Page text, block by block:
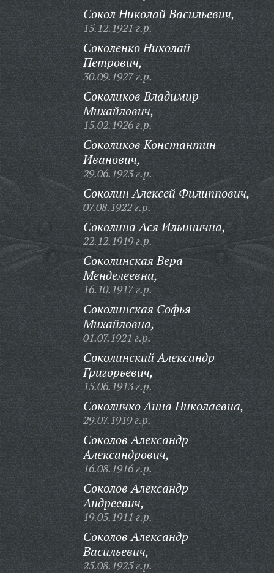
Сокол Николай Васильевич,
15.12.1921 г.р.
Соколенко Николай
Петрович,
30.09.1927 г.р.
Соколиков Владимир
Михайлович,
15.02.1926 г.р.
Соколиков Константин
Иванович,
29.06.1923 г.р.
Соколин Алексей Филиппович,
07.08.1922 г.р.
Соколина Ася Ильинична,
22.12.1919 г.р.
Соколинская Вера
Менделеевна,
16.10.1917 г.р.
Соколинская Софья
Михайловна,
01.07.1921 г.р.
Соколинский Александр
Григорьевич,
15.06.1913 г.р.
Соколичко Анна Николаевна,
29.07.1919 г.р.
Соколов Александр
Александрович,
16.08.1916 г.р.
Соколов Александр
Андреевич,
19.05.1911 г.р.
Соколов Александр
Васильевич,
25.08.1925 г.р.